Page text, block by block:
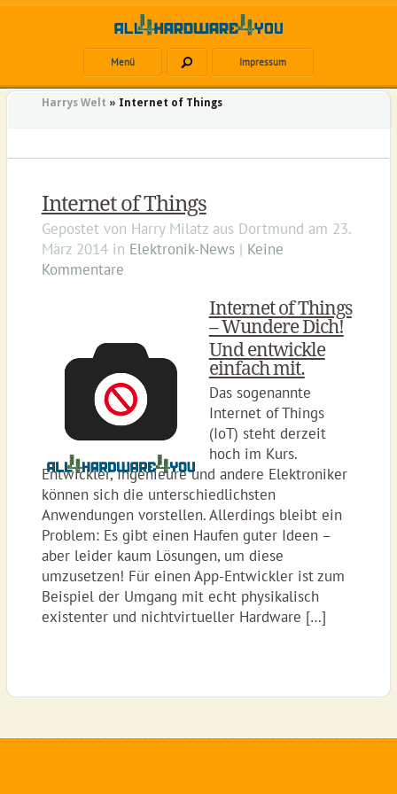
Menü Impressum
Harrys Welt » Internet of Things
Internet of Things
Gepostet von Harry Milatzaus Dortmund am 23.
März 2014in Elektronik-News| Keine
Kommentare
Internet of Things
– Wundere Dich!
Und entwickle
einfach mit.
Das sogenannte
Internet of Things
(IoT) steht derzeit
hoch im Kurs.
Entwickler, Ingenieure und andere Elektroniker
können sich die unterschiedlichsten
Anwendungen vorstellen. Allerdings bleibt ein
Problem: Es gibt einen Haufen guter Ideen –
aber leider kaum Lösungen, um diese
umzusetzen! Für einen App-Entwickler ist zum
Beispiel der Umgang mit echt physikalisch
existenter und nichtvirtueller Hardware […]